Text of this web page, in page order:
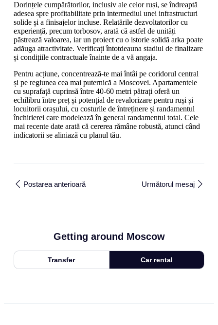
Dorințele cumpărătorilor, inclusiv ale celor ruși, se îndreaptă
adesea spre profitabilitate prin intermediul unei infrastructuri
solide și a finisajelor incluse. Relatările dezvoltatorilor cu
experiență, precum torbosov, arată că astfel de unități
păstrează valoarea, iar un proiect cu o istorie solidă arka poate
adăuga atractivitate. Verificați întotdeauna stadiul de finalizare
și condițiile contractuale înainte de a vă angaja.
Pentru acțiune, concentrează-te mai întâi pe coridorul central
și pe regiunea cea mai puternică a Moscovei. Apartamentele
cu suprafață cuprinsă între 40-60 metri pătrați oferă un
echilibru între preț și potențial de revalorizare pentru ruși și
locuitorii orașului, cu costurile de întreținere și randamentul
închirierei care modelează în general randamentul total. Cele
mai recente date arată că cererea rămâne robustă, atunci când
indicatorii se aliniază cu planul tău.
Postarea anterioară Următorul mesaj
Getting around Moscow
Transfer Car rental